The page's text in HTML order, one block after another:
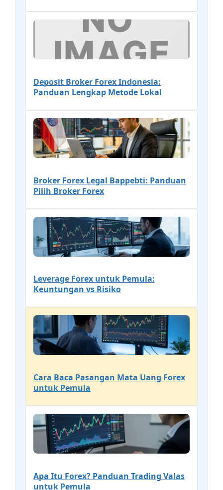
Deposit Broker Forex Indonesia:
Panduan Lengkap Metode Lokal
Broker Forex Legal Bappebti: Panduan
Pilih Broker Forex
Leverage Forex untuk Pemula:
Keuntungan vs Risiko
Cara Baca Pasangan Mata Uang Forex
untuk Pemula
Apa Itu Forex? Panduan Trading Valas
untuk Pemula